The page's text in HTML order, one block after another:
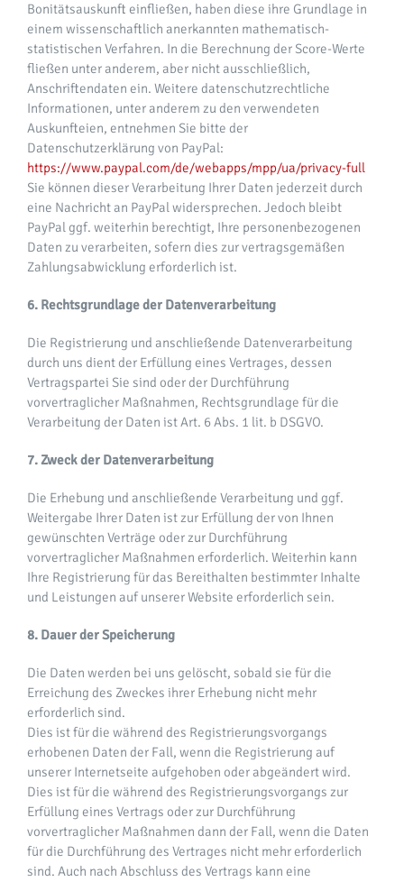
Bonitätsauskunft einfließen, haben diese ihre Grundlage in
einem wissenschaftlich anerkannten mathematisch-
statistischen Verfahren. In die Berechnung der Score-Werte
fließen unter anderem, aber nicht ausschließlich,
Anschriftendaten ein. Weitere datenschutzrechtliche
Informationen, unter anderem zu den verwendeten
Auskunfteien, entnehmen Sie bitte der
Datenschutzerklärung von PayPal:
https://www.paypal.com/de/webapps/mpp/ua/privacy-full
Sie können dieser Verarbeitung Ihrer Daten jederzeit durch
eine Nachricht an PayPal widersprechen. Jedoch bleibt
PayPal ggf. weiterhin berechtigt, Ihre personenbezogenen
Daten zu verarbeiten, sofern dies zur vertragsgemäßen
Zahlungsabwicklung erforderlich ist.
6. Rechtsgrundlage der Datenverarbeitung
Die Registrierung und anschließende Datenverarbeitung
durch uns dient der Erfüllung eines Vertrages, dessen
Vertragspartei Sie sind oder der Durchführung
vorvertraglicher Maßnahmen, Rechtsgrundlage für die
Verarbeitung der Daten ist Art. 6 Abs. 1 lit. b DSGVO.
7. Zweck der Datenverarbeitung
Die Erhebung und anschließende Verarbeitung und ggf.
Weitergabe Ihrer Daten ist zur Erfüllung der von Ihnen
gewünschten Verträge oder zur Durchführung
vorvertraglicher Maßnahmen erforderlich. Weiterhin kann
Ihre Registrierung für das Bereithalten bestimmter Inhalte
und Leistungen auf unserer Website erforderlich sein.
8. Dauer der Speicherung
Die Daten werden bei uns gelöscht, sobald sie für die
Erreichung des Zweckes ihrer Erhebung nicht mehr
erforderlich sind.
Dies ist für die während des Registrierungsvorgangs
erhobenen Daten der Fall, wenn die Registrierung auf
unserer Internetseite aufgehoben oder abgeändert wird.
Dies ist für die während des Registrierungsvorgangs zur
Erfüllung eines Vertrags oder zur Durchführung
vorvertraglicher Maßnahmen dann der Fall, wenn die Daten
für die Durchführung des Vertrages nicht mehr erforderlich
sind. Auch nach Abschluss des Vertrags kann eine